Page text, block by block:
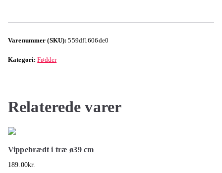
Varenummer (SKU):559df1606de0
Kategori:Fødder
Relaterede varer
Vippebrædt i træ ø39 cm
189.00kr.